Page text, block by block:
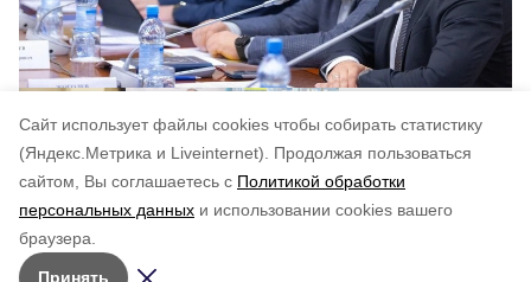
Cайт использует файлы cookies чтобы собирать статистику
(Яндекс.Метрика и Liveinternet).
Продолжая пользоваться
сайтом, Вы соглашаетесь с Политикой обработки
персональных данных и использовании cookies вашего
браузера.
Принять
по оценке
5